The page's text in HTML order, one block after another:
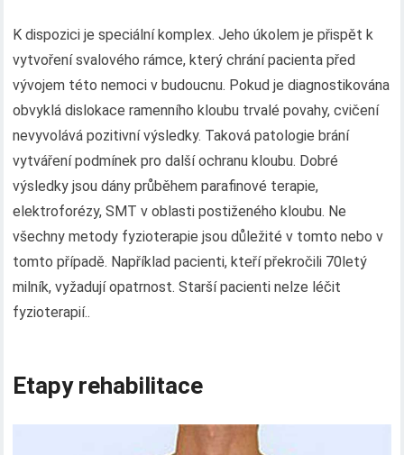
K dispozici je speciální komplex. Jeho úkolem je přispět k
vytvoření svalového rámce, který chrání pacienta před
vývojem této nemoci v budoucnu. Pokud je diagnostikována
obvyklá dislokace ramenního kloubu trvalé povahy, cvičení
nevyvolává pozitivní výsledky. Taková patologie brání
vytváření podmínek pro další ochranu kloubu. Dobré
výsledky jsou dány průběhem parafinové terapie,
elektroforézy, SMT v oblasti postiženého kloubu. Ne
všechny metody fyzioterapie jsou důležité v tomto nebo v
tomto případě. Například pacienti, kteří překročili 70letý
milník, vyžadují opatrnost. Starší pacienti nelze léčit
fyzioterapií..
Etapy rehabilitace